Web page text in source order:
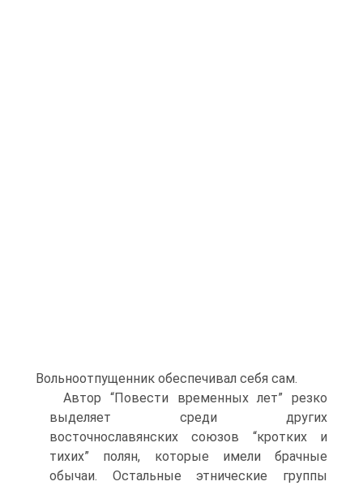
Вольноотпущенник обеспечивал себя сам.
Автор “Повести временных лет” резко
выделяет среди других
восточнославянских союзов “кротких и
тихих” полян, которые имели брачные
обычаи. Остальные этнические группы